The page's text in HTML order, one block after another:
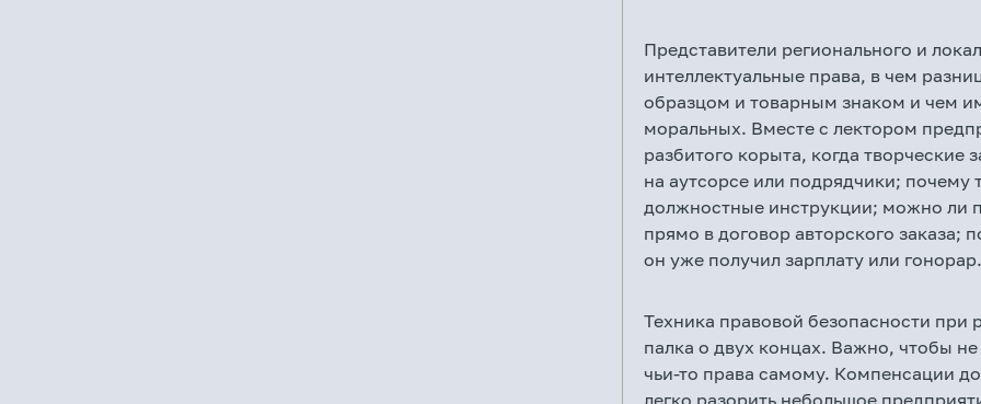
Представители регионального и
интеллектуальные права, в чем
образцом и товарным знаком и чем
моральных. Вместе с лектором
разбитого корыта, когда
на аутсорсе или подрядчики; почему
должностные инструкции; можно ли
прямо в договор авторского заказа;
он уже получил зарплату или
Техника правовой безопасности при
палка о двух концах. Важно, чтобы
чьи-то права самому. Компенсации
легко разорить небольшое